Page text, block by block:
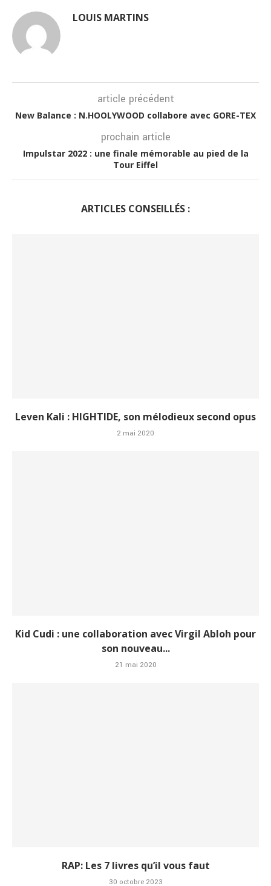
LOUIS MARTINS
article précédent
New Balance : N.HOOLYWOOD collabore avec GORE-TEX
prochain article
Impulstar 2022 : une finale mémorable au pied de la
Tour Eiffel
ARTICLES CONSEILLÉS :
Leven Kali : HIGHTIDE, son mélodieux second opus
2 mai 2020
Kid Cudi : une collaboration avec Virgil Abloh pour
son nouveau...
21 mai 2020
RAP: Les 7 livres qu’il vous faut
30 octobre 2023